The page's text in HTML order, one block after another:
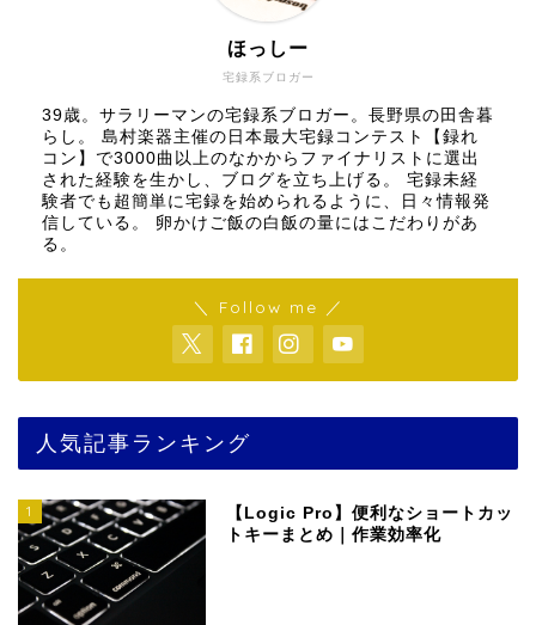
宅録系ブロガー
ほっしー
39歳。サラリーマンの宅録系ブロガー。長野県の田舎暮
らし。 島村楽器主催の日本最大宅録コンテスト【録れ
コン】で3000曲以上のなかからファイナリストに選出
された経験を生かし、ブログを立ち上げる。 宅録未経
験者でも超簡単に宅録を始められるように、日々情報発
信している。 卵かけご飯の白飯の量にはこだわりがあ
る。
＼ Follow me ／
人気記事ランキング
1
【Logic Pro】便利なショートカッ
トキーまとめ｜作業効率化